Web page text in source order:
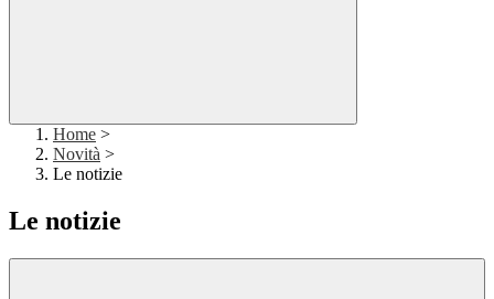
Home >
Novità >
Le notizie
Le notizie